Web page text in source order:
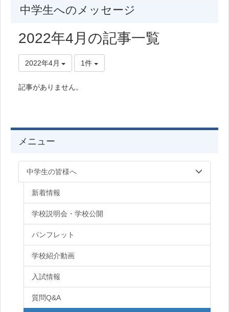
中学生へのメッセージ
2022年4月の記事一覧
2022年4月 1件
記事がありません。
メニュー
中学生の皆様へ
新着情報
学校説明会・学校公開
パンフレット
学校紹介動画
入試情報
質問Q&A